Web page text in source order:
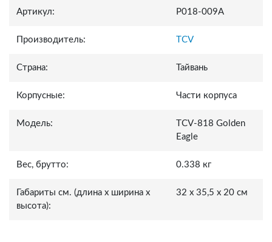
Артикул: P018-009A
Производитель: TCV
Страна: Тайвань
Корпусные: Части корпуса
Модель:
TCV-818 Golden
Eagle
Вес, брутто: 0.338 кг
Габариты см. (длина x ширина x
высота):
32 x 35,5 x 20 см